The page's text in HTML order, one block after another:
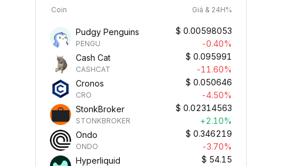
Coin Giá & 24H%
Pudgy Penguins
PENGU
$ 0.00598053
-0.40%
Cash Cat
CASHCAT
$ 0.095991
-11.60%
Cronos
CRO
$ 0.050646
-4.50%
StonkBroker
STONKBROKER
$ 0.02314563
+2.10%
Ondo
ONDO
$ 0.346219
-3.70%
Hyperliquid
$ 54.15